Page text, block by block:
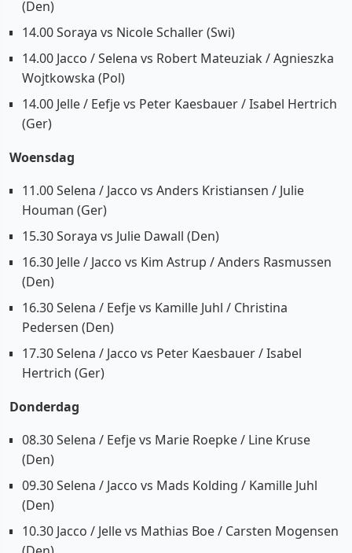
(Den)
14.00 Soraya vs Nicole Schaller (Swi)
14.00 Jacco / Selena vs Robert Mateuziak / Agnieszka
Wojtkowska (Pol)
14.00 Jelle / Eefje vs Peter Kaesbauer / Isabel Hertrich
(Ger)
Woensdag
11.00 Selena / Jacco vs Anders Kristiansen / Julie
Houman (Ger)
15.30 Soraya vs Julie Dawall (Den)
16.30 Jelle / Jacco vs Kim Astrup / Anders Rasmussen
(Den)
16.30 Selena / Eefje vs Kamille Juhl / Christina
Pedersen (Den)
17.30 Selena / Jacco vs Peter Kaesbauer / Isabel
Hertrich (Ger)
Donderdag
08.30 Selena / Eefje vs Marie Roepke / Line Kruse
(Den)
09.30 Selena / Jacco vs Mads Kolding / Kamille Juhl
(Den)
10.30 Jacco / Jelle vs Mathias Boe / Carsten Mogensen